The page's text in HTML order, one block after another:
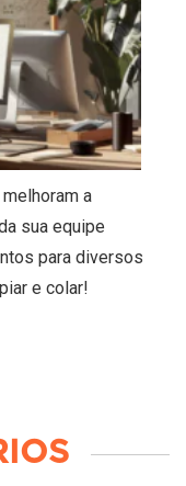
a
sua equipe
para diversos
e colar!